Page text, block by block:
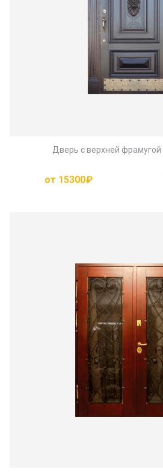
Дверь с верхней фрамугой
от 15300₽